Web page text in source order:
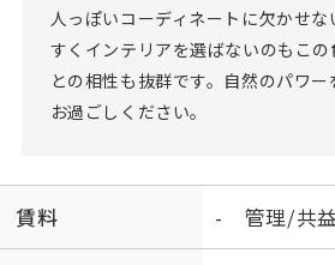
人っぽいコーディネートに欠かせ
すくインテリアを選ばないのもこ
との相性も抜群です。自然のパワ
お過ごしください。
賃料 - 管理/共